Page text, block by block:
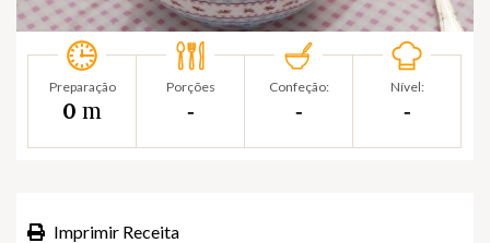
Preparação
0 m
Porções
‐
Confeção:
‐
Nível:
‐
Imprimir Receita